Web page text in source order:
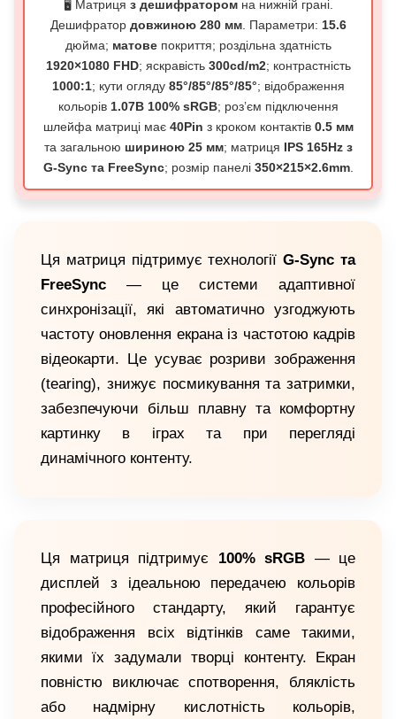
🖥️ Матриця з дешифраторомна нижній грані.
Дешифратор довжиною 280 мм. Параметри: 15.6
дюйма; матовепокриття; роздільна здатність
1920×1080 FHD; яскравість 300cd/m2; контрастність
1000:1; кути огляду 85°/85°/85°/85°; відображення
кольорів 1.07B 100% sRGB; розʼєм підключення
шлейфа матриці має 40Pin з кроком контактів 0.5 мм
та загальною шириною 25 мм; матриця IPS 165Hz з
G-Sync та FreeSync; розмір панелі 350×215×2.6mm.
Ця матриця підтримує технологіїG-Sync та
FreeSync — це системи адаптивної
синхронізації, які автоматично узгоджують
частоту оновлення екрана із частотою кадрів
відеокарти. Це усуває розриви зображення
(tearing), знижує посмикування та затримки,
забезпечуючи більш плавну та комфортну
картинку в іграх та при перегляді
динамічного контенту.
Ця матриця підтримує 100% sRGB — це
дисплей з ідеальною передачею кольорів
професійного стандарту, який гарантує
відображення всіх відтінків саме такими,
якими їх задумали творці контенту. Екран
повністю виключає спотворення, бляклість
або надмірну кислотність кольорів,